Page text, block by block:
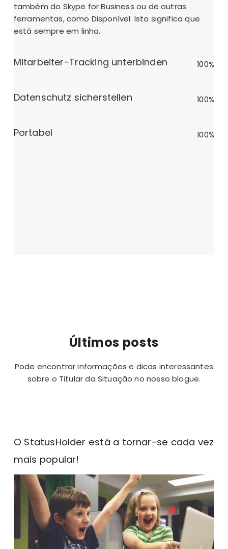
também do Skype for Business ou de outras
ferramentas, como Disponível. Isto significa que
está sempre em linha.
Mitarbeiter-Tracking unterbinden 100%
Datenschutz sicherstellen 100%
Portabel 100%
Últimos posts
Pode encontrar informações e dicas interessantes
sobre o Titular da Situação no nossoblogue.
O StatusHolder está a tornar-se cada vez
mais popular!